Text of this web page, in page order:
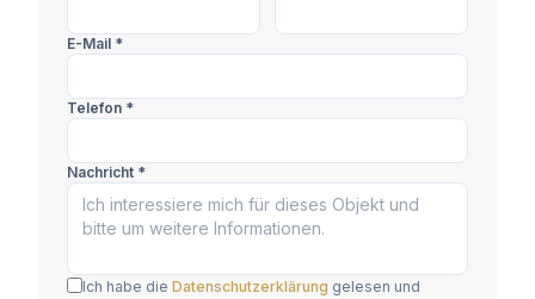
E-Mail *
Telefon *
Nachricht *
Ich habe die Datenschutzerklärung gelesen und